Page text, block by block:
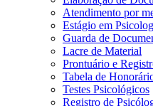
Atendimento por
Estágio em
Guarda de
Lacre de Material
Prontuário e
Tabela de
Testes Psicológicos
Registro de